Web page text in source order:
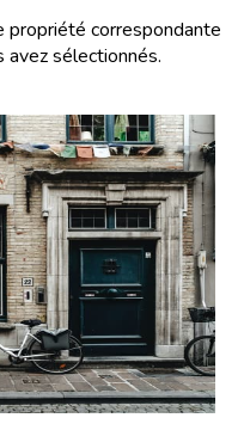
propriété correspondante
avez sélectionnés.